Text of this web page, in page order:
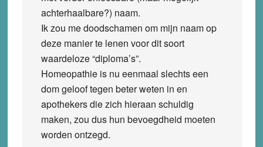
achterhaalbare?) naam.
Ik zou me doodschamen om mijn naam op
deze manier te lenen voor dit soort
waardeloze “diploma’s”.
Homeopathie is nu eenmaal slechts een
dom geloof tegen beter weten in en
apothekers die zich hieraan schuldig
maken, zou dus hun bevoegdheid moeten
worden ontzegd.